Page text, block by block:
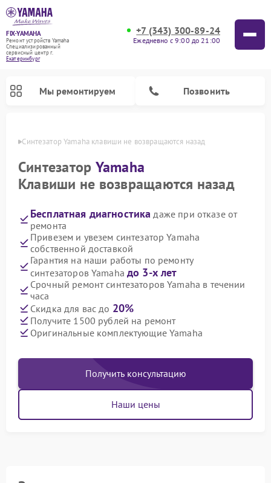
FIX-YAMAHA
Ремонт устройств Yamaha
Специализированный
cервисный центр г.
Екатеринбург
+7 (343) 300-89-24
Ежедневно с 9:00 до 21:00
Мы ремонтируем Позвонить
Синтезатор Yamaha клавиши не возвращаются назад
Синтезатор Yamaha
Клавиши не возвращаются назад
Бесплатная диагностика даже при отказе от
ремонта
Привезем и увезем синтезатор Yamaha
собственной доставкой
Гарантия на наши работы по ремонту
синтезаторов Yamahaдо 3-х лет
Срочный ремонт синтезаторов Yamaha в течении
часа
Скидка для вас до 20%
Получите 1500 рублей на ремонт
Оригинальные комплектующие Yamaha
Получить консультацию
Наши цены